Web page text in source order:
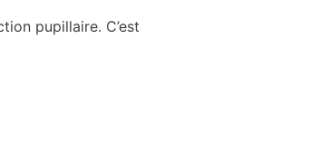
pupillaire. C’est